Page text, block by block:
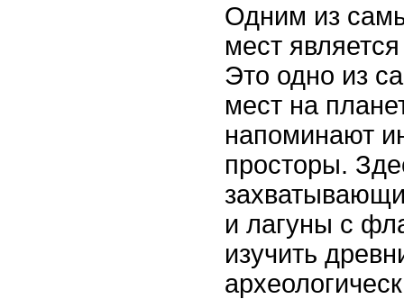
Одним из
мест
Это одно из
мест на
напоминают
просторы.
и лагуны с
изучить